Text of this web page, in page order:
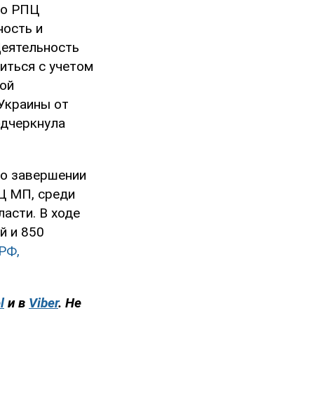
РПЦ
и
с учетом
от
завершении
МП, среди
В ходе
и 850
и в Viber. Не